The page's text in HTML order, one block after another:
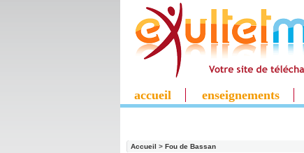
accueil enseignements
Accueil > Fou de Bassan